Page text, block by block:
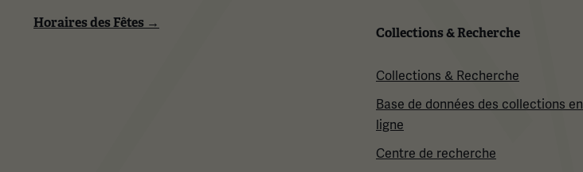
Horaires des Fêtes →
Collections & Recherche
Collections & Recherche
Base de données des collections en
ligne
Centre de recherche